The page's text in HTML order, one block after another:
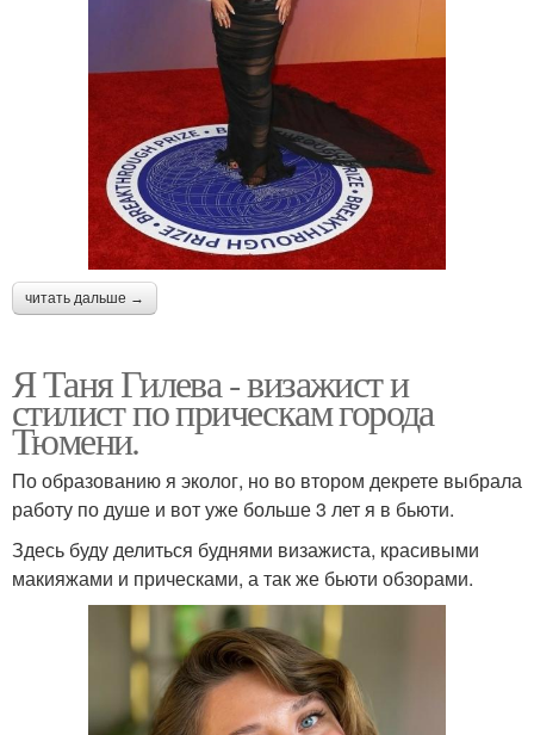
читать дальше →
Я Таня Гилева - визажист и
стилист по прическам города
Тюмени.
По образованию я эколог, но во втором декрете выбрала
работу по душе и вот уже больше 3 лет я в бьюти.
Здесь буду делиться буднями визажиста, красивыми
макияжами и прическами, а так же бьюти обзорами.